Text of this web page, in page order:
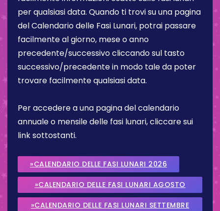
per qualsiasi data. Quando ti trovi su una pagina
del Calendario delle Fasi Lunari, potrai passare
facilmente al giorno, mese o anno
precedente/successivo cliccando sul tasto
successivo/precedente in modo tale da poter
trovare facilmente qualsiasi data.
Per accedere a una pagina del calendario
annuale o mensile delle fasi lunari, cliccare sui
link sottostanti.
»CALENDARIO DELLE FASI LUNARI 2026
»CALENDARIO DELLE FASI LUNARI AGOSTO
2026
»CALENDARIO DELLE FASI LUNARI SETTEMBRE